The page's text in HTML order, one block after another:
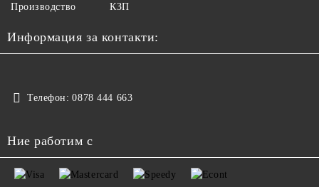
Производство КЗП
Информация за контакти:
Телефон: 0878 444 663
Ние работим с